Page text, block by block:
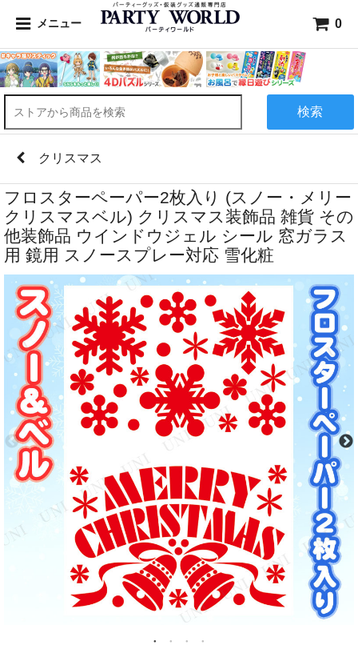
メニュー 0
検索
クリスマス
フロスターペーパー2枚入り (スノー・メリー
クリスマスベル) クリスマス装飾品 雑貨 その
他装飾品 ウインドウジェル シール 窓ガラス
用 鏡用 スノースプレー対応 雪化粧